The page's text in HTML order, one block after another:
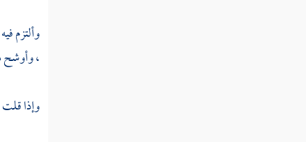
وألتزم
، وأوشح
وإذا